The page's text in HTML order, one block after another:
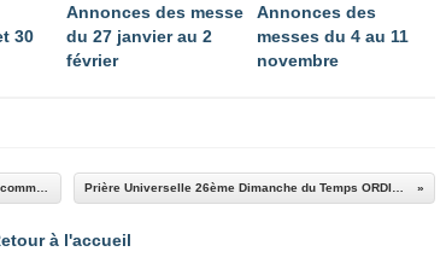
30
Annonces des messe
du 27 janvier au 2
février
Annonces des
messes du 4 au 11
novembre
Prière Universelle 26ème Dimanche du Temps ORDINAIRE
à l'accueil